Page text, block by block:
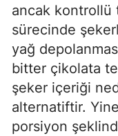
ancak kontrollü
sürecinde
yağ
bitter çikolata
şeker içeriği
alternatiftir.
porsiyon